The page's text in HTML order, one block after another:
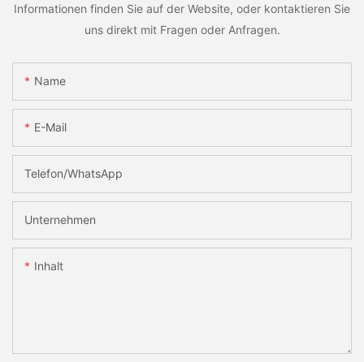
Informationen finden Sie auf der Website, oder kontaktieren Sie
uns direkt mit Fragen oder Anfragen.
Name
E-Mail
Telefon/WhatsApp
Unternehmen
Inhalt